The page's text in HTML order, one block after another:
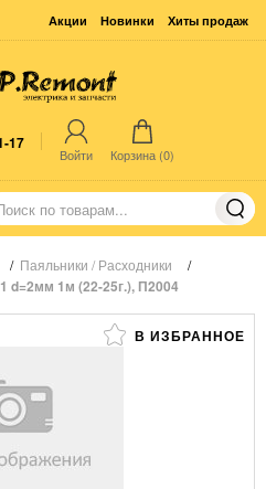
Акции Новинки Хиты продаж
17
Войти Корзина (0)
/ Паяльники / Расходники /
d=2мм 1м (22-25г.), П2004
В ИЗБРАННОЕ